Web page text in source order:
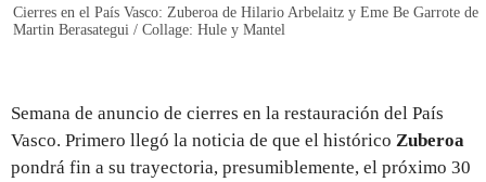
Cierres en el País Vasco: Zuberoa de Hilario Arbelaitz y Eme Be Garrote de
Martin Berasategui / Collage: Hule y Mantel
Semana de anuncio de cierres en la restauración del País
Vasco. Primero llegó la noticia de que el histórico Zuberoa
pondrá fin a su trayectoria, presumiblemente, el próximo 30